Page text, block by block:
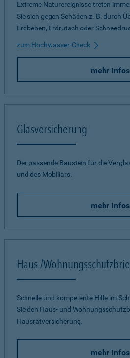
Extreme Naturereignisse treten
Sie sich gegen Schäden z. B. durch
Erdbeben, Erdrutsch oder
zum Hochwasser-Check
mehr Infos
Glasversicherung
Der passende Baustein für die
und des Mobiliars.
mehr Infos
Haus-/
Schnelle und kompetente Hilfe im
Sie den Haus- und
Hausratversicherung.
mehr Infos